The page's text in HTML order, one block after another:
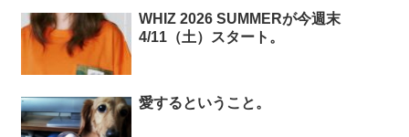
WHIZ 2026 SUMMERが今週末
4/11（土）スタート。
愛するということ。